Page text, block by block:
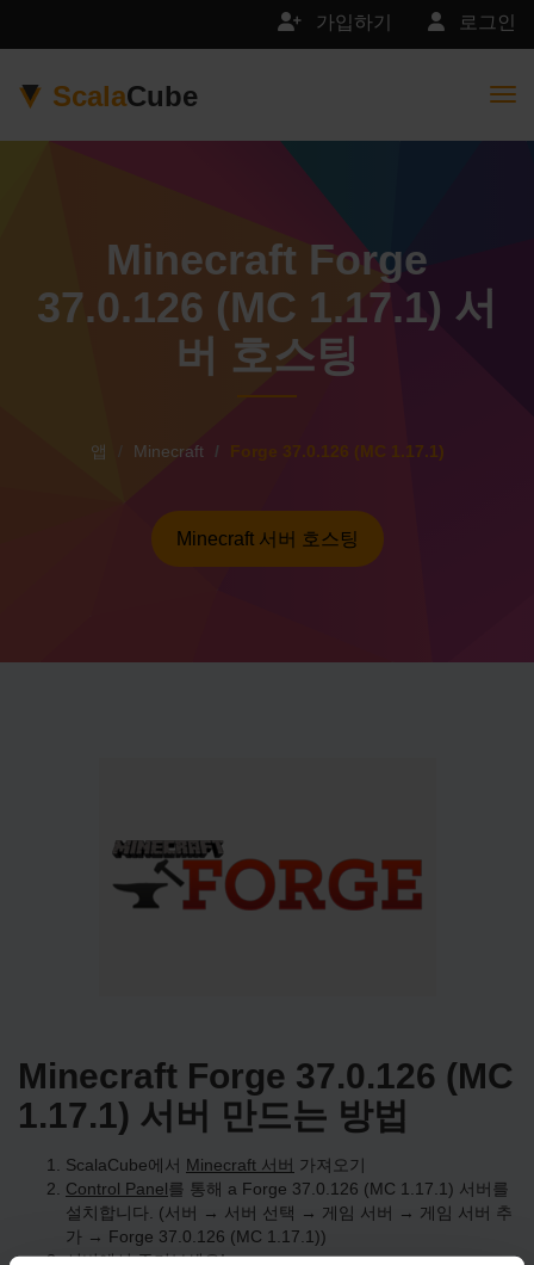
로그인
가입하기
ScalaCube
Minecraft Forge
37.0.126 (MC 1.17.1) 서
버 호스팅
앱 Minecraft Forge 37.0.126 (MC 1.17.1)
Minecraft 서버 호스팅
Minecraft Forge 37.0.126 (MC
1.17.1) 서버 만드는 방법
ScalaCube에서 Minecraft 서버 가져오기
Control Panel를 통해 a Forge 37.0.126 (MC 1.17.1) 서버를
설치합니다. (서버 → 서버 선택 → 게임 서버 → 게임 서버 추
가 → Forge 37.0.126 (MC 1.17.1))
서버에서 즐겨보세요!